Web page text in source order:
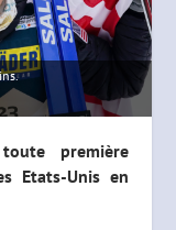
première
Etats-Unis en